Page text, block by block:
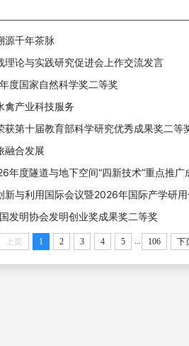
源千年茶脉
论与实践研究促进会上作交流发言
度国家自然科学奖二等奖
禽产业科技服务
第十届教育部科学研究优秀成果奖二等
融合发展
年度隧道与地下空间“四新技术”重点推广
新与利用国际会议暨2026年国际产学研
发明协会发明创业奖成果奖二等奖
上页 1 2 3 4 5 106 下